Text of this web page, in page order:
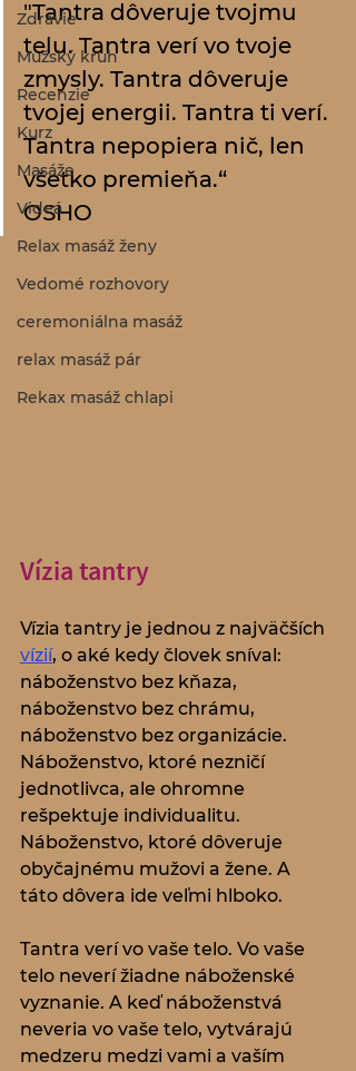
Zdravie
Mužský kruh
Recenzie
Kurz
Masáže
Videá
Relax masáž ženy
Vedomé rozhovory
ceremoniálna masáž
relax masáž pár
Rekax masáž chlapi
"Tantra dôveruje tvojmu
telu. Tantra verí vo tvoje
zmysly. Tantra dôveruje
tvojej energii. Tantra ti verí.
Tantra nepopiera nič, len
všetko premieňa.“
OSHO
Vízia tantry
Vízia tantry je jednou z najväčších
vízií, o aké kedy človek sníval:
náboženstvo bez kňaza,
náboženstvo bez chrámu,
náboženstvo bez organizácie.
Náboženstvo, ktoré nezničí
jednotlivca, ale ohromne
rešpektuje individualitu.
Náboženstvo, ktoré dôveruje
obyčajnému mužovi a žene. A
táto dôvera ide veľmi hlboko.
Tantra verí vo vaše telo. Vo vaše
telo neverí žiadne náboženské
vyznanie. A keď náboženstvá
neveria vo vaše telo, vytvárajú
medzeru medzi vami a vaším